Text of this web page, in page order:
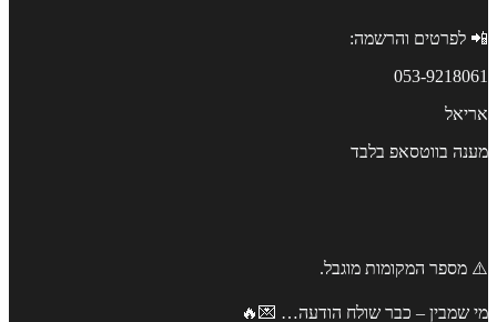
📲 לפרטים והרשמה:
053-9218061
אריאל
מענה בווטסאפ בלבד
⚠️ מספר המקומות מוגבל.
מי שמבין – כבר שולח הודעה… 💌🔥